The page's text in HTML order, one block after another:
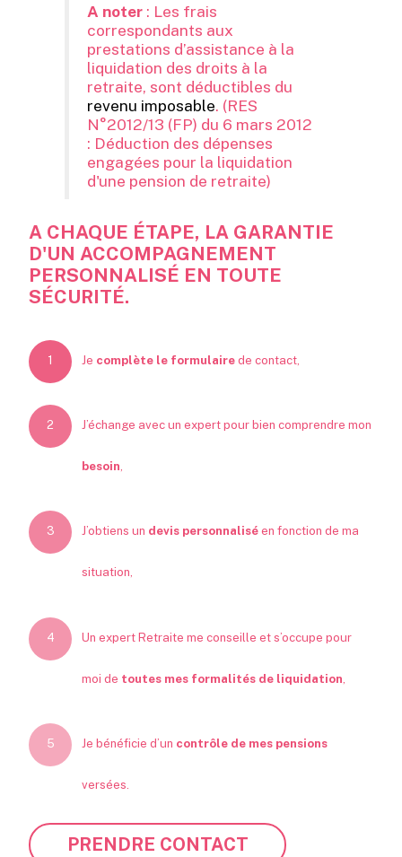
A noter : Les frais
correspondants aux
prestations d’assistance à la
liquidation des droits à la
retraite, sont déductibles du
revenu imposable. (RES
N°2012/13 (FP) du 6 mars 2012
: Déduction des dépenses
engagées pour la liquidation
d'une pension de retraite)
A CHAQUE ÉTAPE, LA GARANTIE
D'UN ACCOMPAGNEMENT
PERSONNALISÉ EN TOUTE
SÉCURITÉ.
Je complète le formulaire de contact,
J’échange avec un expert pour bien comprendre mon
besoin,
J’obtiens un devis personnalisé en fonction de ma
situation,
Un expert Retraite me conseille et s’occupe pour
moi de toutes mes formalités de liquidation
Je bénéficie d’un contrôle de mes pensions
versées.
PRENDRE CONTACT